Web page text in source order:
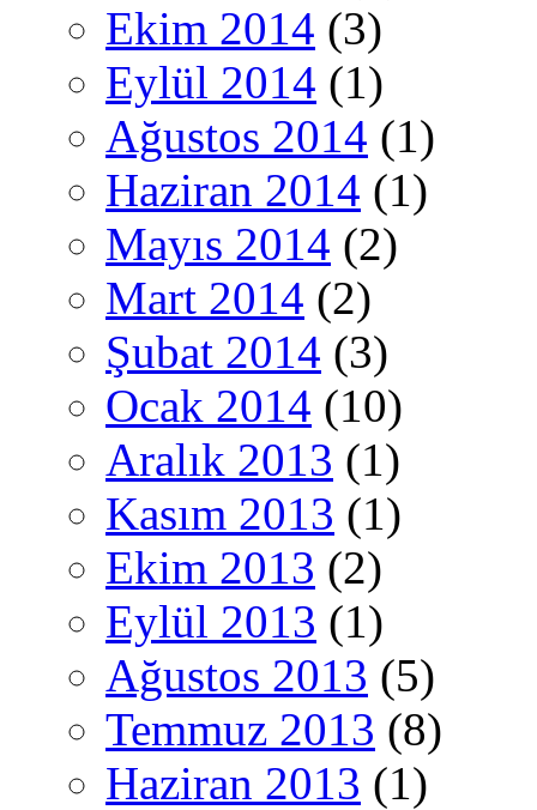
Ekim 2014 (3)
Eylül 2014 (1)
Ağustos 2014 (1)
Haziran 2014 (1)
Mayıs 2014 (2)
Mart 2014 (2)
Şubat 2014 (3)
Ocak 2014 (10)
Aralık 2013 (1)
Kasım 2013 (1)
Ekim 2013 (2)
Eylül 2013 (1)
Ağustos 2013 (5)
Temmuz 2013 (8)
Haziran 2013 (1)